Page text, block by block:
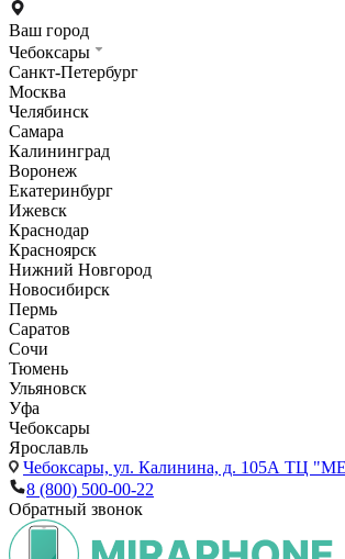
Ваш город
Чебоксары
Санкт-Петербург
Москва
Челябинск
Самара
Калининград
Воронеж
Екатеринбург
Ижевск
Краснодар
Красноярск
Нижний Новгород
Новосибирск
Пермь
Саратов
Сочи
Тюмень
Ульяновск
Уфа
Чебоксары
Ярославль
Чебоксары, ул. Калинина, д. 105А ТЦ
8 (800) 500-00-22
Обратный звонок